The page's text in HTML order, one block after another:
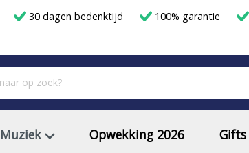
30 dagen bedenktijd 100% garantie
Muziek Opwekking 2026 Gifts